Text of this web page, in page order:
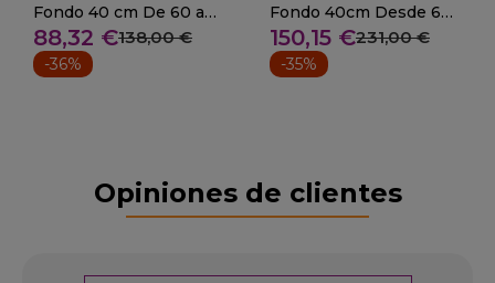
Fondo 40 cm De 60 a
200 cm.
88,32 €138,00 €
-36%
Fondo 40cm Desde 60
a 200 cm
150,15 €231,00 €
-35%
Opiniones de clientes